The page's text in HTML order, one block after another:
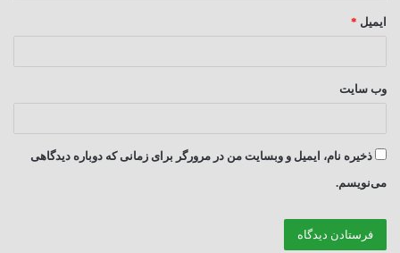
ایمیل *
وب‌ سایت
ذخیره نام، ایمیل و وبسایت من در مرورگر برای زمانی که دوباره دیدگاهی
می‌نویسم.